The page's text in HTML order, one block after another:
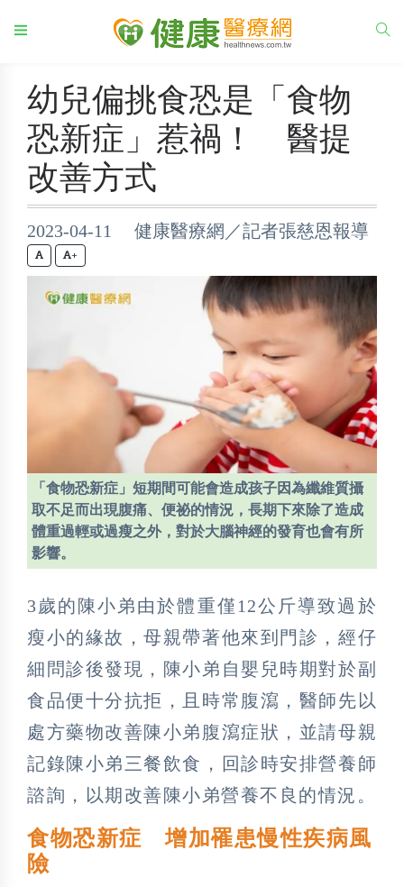
幼兒偏挑食恐是「食物
恐新症」惹禍！ 醫提
改善方式
2023-04-11 健康醫療網／記者張慈恩報導
+
「食物恐新症」短期間可能會造成孩子因為纖維質攝
取不足而出現腹痛、便祕的情況，長期下來除了造成
體重過輕或過瘦之外，對於大腦神經的發育也會有所
影響。
3歲的陳小弟由於體重僅12公斤導致過於
瘦小的緣故，母親帶著他來到門診，經仔
細問診後發現，陳小弟自嬰兒時期對於副
食品便十分抗拒，且時常腹瀉，醫師先以
處方藥物改善陳小弟腹瀉症狀，並請母親
記錄陳小弟三餐飲食，回診時安排營養師
諮詢，以期改善陳小弟營養不良的情況。
食物恐新症 增加罹患慢性疾病風
險